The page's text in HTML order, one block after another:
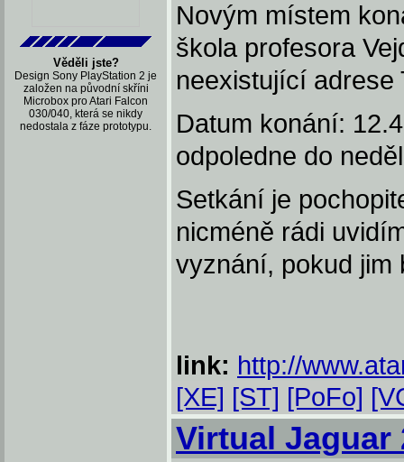
Věděli jste?
Design Sony PlayStation 2 je
založen na původní skříni
Microbox pro Atari Falcon
030/040, která se nikdy
nedostala z fáze prototypu.
Novým místem
škola profesora
neexistující adrese
Datum konání:
odpoledne do
Setkání je
nicméně rádi
vyznání, pokud jim
link: http://
[XE] [ST] [PoFo]
Virtual Jaguar